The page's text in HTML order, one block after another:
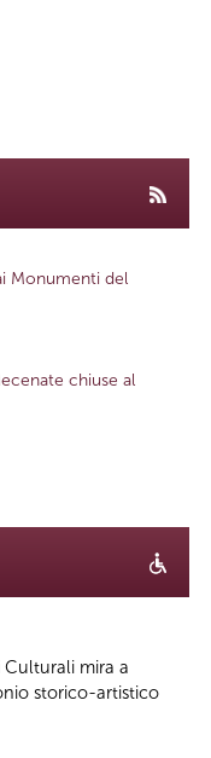
Monumenti del
chiuse al
Culturali mira a
storico-artistico